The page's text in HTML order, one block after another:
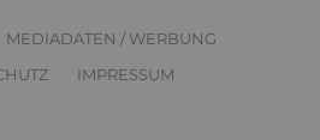
MEDIADATEN / WERBUNG
IMPRESSUM